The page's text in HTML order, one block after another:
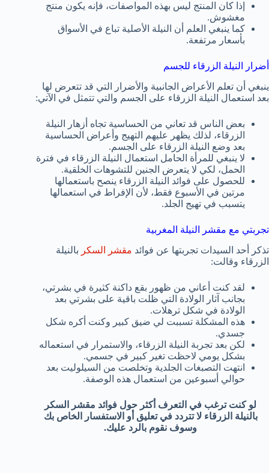
إذا كان المنتج ليس بهذه المواصفات، فإنه يكون منتج
مغشوش.
كما ينبغي العلم أن النيلة الأصلية تباع في الأسواق
بأسعار مرتفعة.
أضرار النيلة الزرقاء للجسم
ينبغي أن تعلم الأعراض الجانبية والأضرار التي قد تتعرض لها
بعد استعمال النيلة الزرقاء على الجسم والتي تتمثل في الآتي:
بعض الناس قد تعاني من الحساسية تجاه أزهار النيلة
الزرقاء، لذلك يظهر عليهم التهيج وأعراض الحساسية
بعد وضع النيلة الزرقاء على الجسم.
لا ينبغي للمرأة الحامل استعمال النيلة الزرقاء في فترة
الحمل، لكي لا يتعرض الجنين للتشوهات الخلقية.
للحصول على فوائد النيلة الزرقاء ينصح باستعمالها
مرتين في الأسبوع فقط، لأن الإفراط في استعمالها
يتسبب في تهيج الجلد.
تجربتي مع مقشر النيلة المغربية
تذكر أحد السيدات تجربتها عن فوائد مقشر السكر بالنيلة
الزرقاء وقالت:
لقد كنت أعاني من ظهور بقع داكنة كثيرة في بشرتي،
بجانب آثار الولادة التي ظلت باقية على بشرتي بعد
الولادة في شكل ترهلات.
هذه المشكلة تسببت لي ضيق كبير وكنت أكره شكل
جسدي.
لكن بعد تجربة النيلة الزرقاء، والاستمرار في استعماله
بشكل يومي لاحظت تغير كبير في جسمي.
انتهت التصبغات الجلدية وتخلصت من السيلوليت بعد
حوالي أسبوعين من استعمال هذه الوصفة.
لو كنت ترغب في التعرف أكثر حول فوائد مقشر السكر
بالنيلة الزرقاء لا تتردد في تعليق أو الاستفسار الخاص بك
وسوف نقوم بالرد عليك.